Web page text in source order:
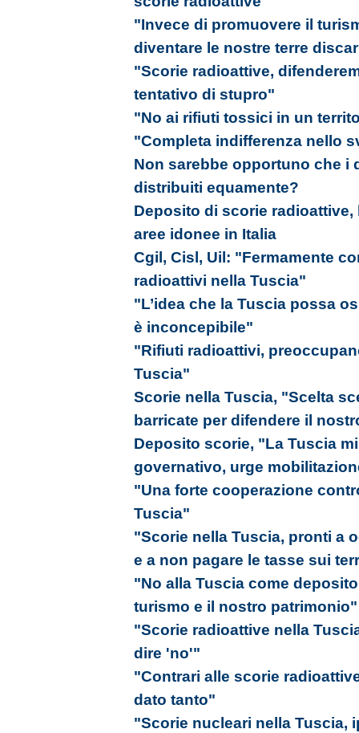
"Invece di promuovere il
diventare le nostre terre
"Scorie radioattive,
tentativo di stupro"
"No ai rifiuti tossici in un
"Completa indifferenza nello
Non sarebbe opportuno che i
distribuiti equamente?
Deposito di scorie
aree idonee in Italia
Cgil, Cisl, Uil: "Fermamente
radioattivi nella Tuscia"
"L’idea che la Tuscia possa
è inconcepibile"
"Rifiuti radioattivi,
Tuscia"
Scorie nella Tuscia, "Scelta
barricate per difendere il
Deposito scorie, "La Tuscia
governativo, urge
"Una forte cooperazione
Tuscia"
"Scorie nella Tuscia, pronti a
e a non pagare le tasse sui
"No alla Tuscia come
turismo e il nostro patrimonio"
"Scorie radioattive nella
dire 'no'"
"Contrari alle scorie
dato tanto"
"Scorie nucleari nella Tuscia,